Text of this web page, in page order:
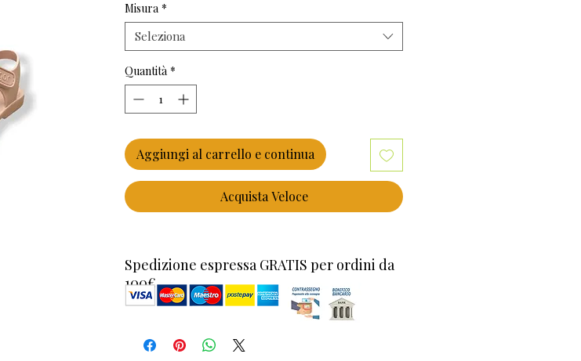
Misura *
Seleziona
Quantità *
Aggiungi al carrello e continua
Acquista Veloce
Spedizione espressa GRATIS per ordini da
100€